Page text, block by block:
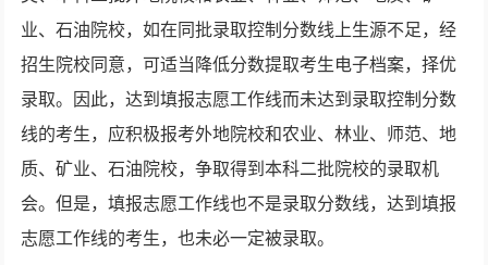
业、石油院校，如在同批录取控制分数线上生源不足，经
招生院校同意，可适当降低分数提取考生电子档案，择优
录取。因此，达到填报志愿工作线而未达到录取控制分数
线的考生，应积极报考外地院校和农业、林业、师范、地
质、矿业、石油院校，争取得到本科二批院校的录取机
会。但是，填报志愿工作线也不是录取分数线，达到填报
志愿工作线的考生，也未必一定被录取。